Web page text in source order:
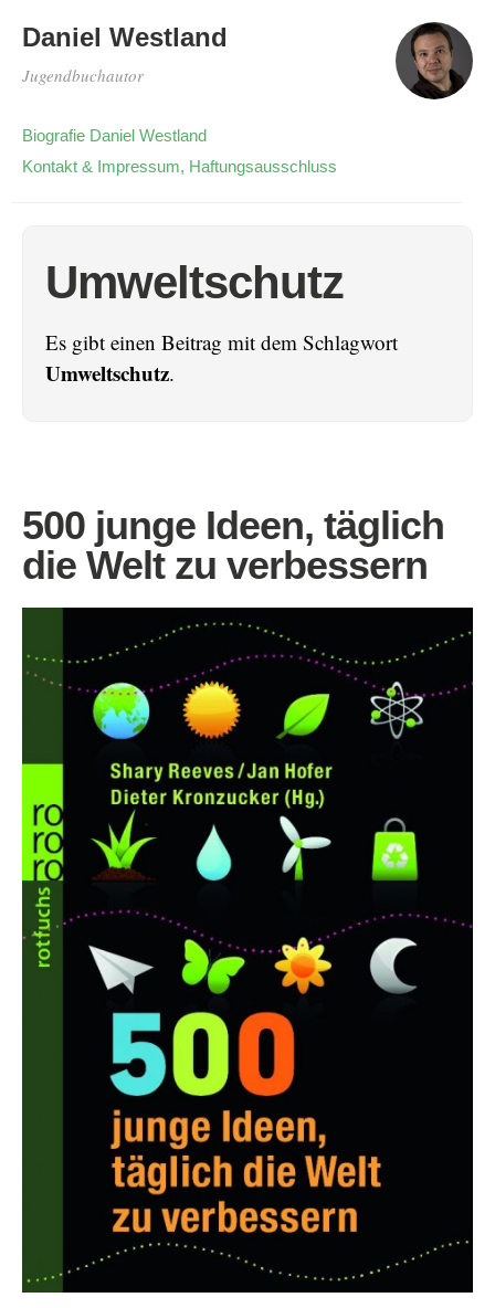
Daniel Westland
Jugendbuchautor
Biografie Daniel Westland
Kontakt & Impressum, Haftungsausschluss
Umweltschutz
Es gibt einen Beitrag mit dem Schlagwort
Umweltschutz.
500 junge Ideen, täglich
die Welt zu verbessern